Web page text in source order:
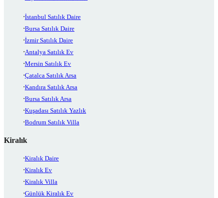
İstanbul Satılık Daire
Bursa Satılık Daire
İzmir Satılık Daire
Antalya Satılık Ev
Mersin Satılık Ev
Çatalca Satılık Arsa
Kandıra Satılık Arsa
Bursa Satılık Arsa
Kuşadası Satılık Yazlık
Bodrum Satılık Villa
Kiralık
Kiralık Daire
Kiralık Ev
Kiralık Villa
Günlük Kiralık Ev